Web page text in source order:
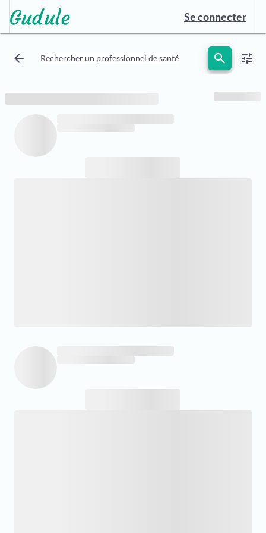
Se connecter
arrow_back Rechercher un professionnel de santé search tune